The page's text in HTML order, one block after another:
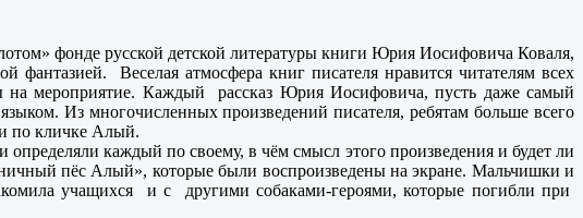
фонде русской детской литературы книги Юрия Иосифовича Коваля,
Веселая атмосфера книг писателя нравится читателям всех
на мероприятие. Каждый рассказ Юрия Иосифовича, пусть даже самый
Из многочисленных произведений писателя, ребятам больше всего
по кличке Алый.
каждый по своему, в чём смысл этого произведения и будет ли
пёс Алый», которые были воспроизведены на экране. Мальчишки и
учащихся и с другими собаками-героями, которые погибли при